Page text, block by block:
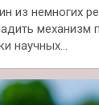
из немногих
механизм
научных…